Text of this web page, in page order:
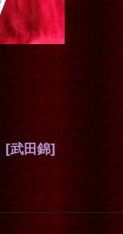
[武田錦]